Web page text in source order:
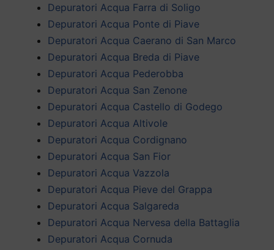
Depuratori Acqua Farra di Soligo
Depuratori Acqua Ponte di Piave
Depuratori Acqua Caerano di San Marco
Depuratori Acqua Breda di Piave
Depuratori Acqua Pederobba
Depuratori Acqua San Zenone
Depuratori Acqua Castello di Godego
Depuratori Acqua Altivole
Depuratori Acqua Cordignano
Depuratori Acqua San Fior
Depuratori Acqua Vazzola
Depuratori Acqua Pieve del Grappa
Depuratori Acqua Salgareda
Depuratori Acqua Nervesa della Battaglia
Depuratori Acqua Cornuda